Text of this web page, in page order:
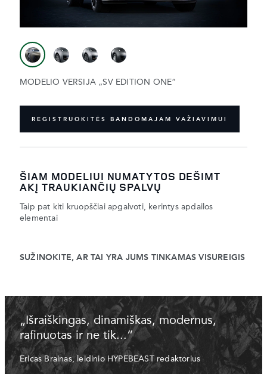
MODELIO VERSIJA „SV EDITION ONE“
REGISTRUOKITĖS BANDOMAJAM VAŽIAVIMUI
ŠIAM MODELIUI NUMATYTOS DEŠIMT
AKĮ TRAUKIANČIŲ SPALVŲ
Taip pat kiti kruopščiai apgalvoti, kerintys apdailos
elementai
SUŽINOKITE, AR TAI YRA JUMS TINKAMAS VISUREIGIS
„Išraiškingas, dinamiškas, modernus,
rafinuotas ir ne tik...“
Ericas Brainas, leidinio HYPEBEAST redaktorius